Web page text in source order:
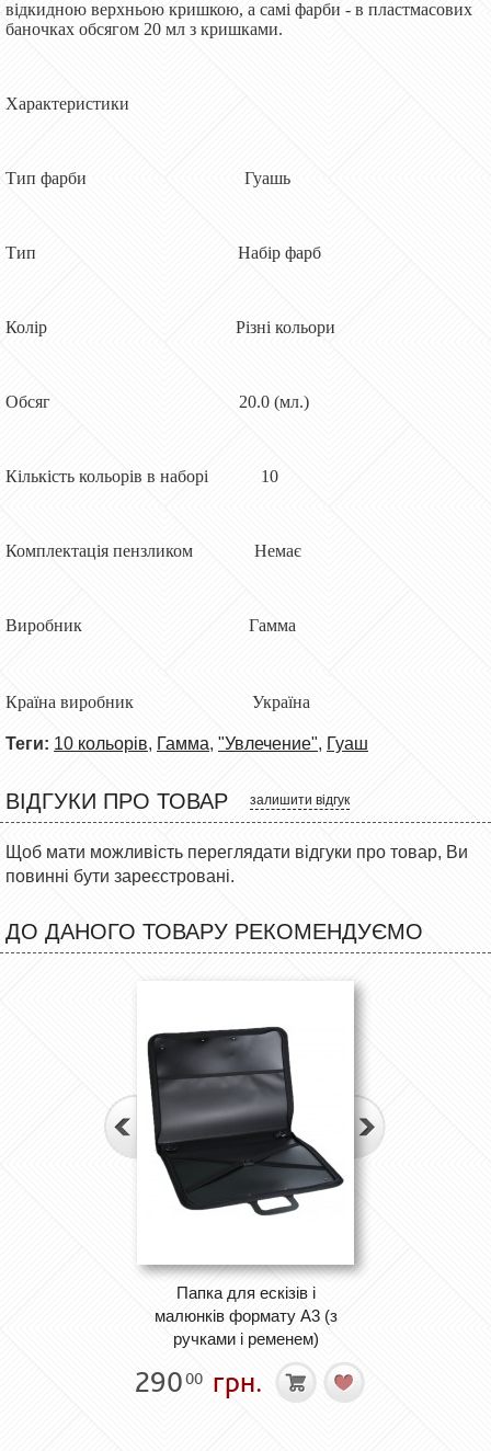
відкидною верхньою кришкою, а самі фарби - в пластмасових
баночках обсягом 20 мл з кришками.
Характеристики
Тип фарби Гуашь
Тип Набір фарб
Колір Різні кольори
Обсяг 20.0 (мл.)
Кількість кольорів в наборі 10
Комплектація пензликом Немає
Виробник Гамма
Країна виробник Україна
Теги: 10 кольорів, Гамма, "Увлечение", Гуаш
ВІДГУКИ ПРО ТОВАР залишити відгук
Щоб мати можливість переглядати відгуки про товар, Ви
повинні бути зареєстровані.
ДО ДАНОГО ТОВАРУ РЕКОМЕНДУЄМО
Папка для ескізів і
малюнків формату А3 (з
ручками і ременем)
29000 грн.